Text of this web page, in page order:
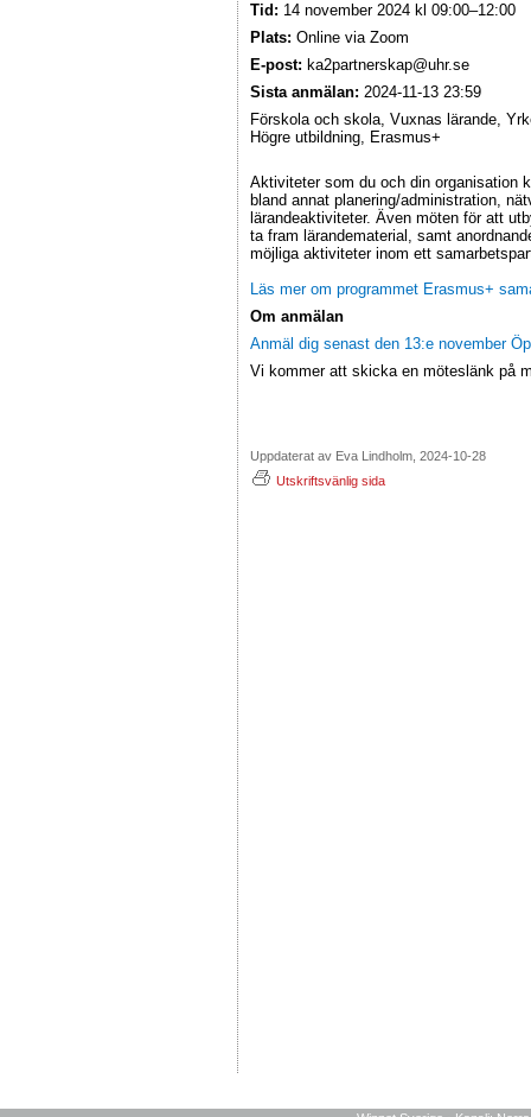
Tid: 14 november 2024 kl 09:00–12:00
Plats: Online via Zoom
E-post: ka2partnerskap@uhr.se
Sista anmälan: 2024-11-13 23:59
Förskola och skola, Vuxnas lärande,
Högre utbildning, Erasmus+
Aktiviteter som du och din organisation
bland annat planering/administration,
lärandeaktiviteter. Även möten för att
ta fram lärandematerial, samt
möjliga aktiviteter inom ett
Läs mer om programmet Erasmus+
Om anmälan
Anmäl dig senast den 13:e november
Vi kommer att skicka en möteslänk på
Uppdaterat av Eva Lindholm, 2024-10-28
Utskriftsvänlig sida